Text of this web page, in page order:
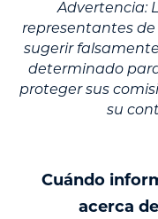
Advertencia:
representantes
sugerir
determinado
proteger sus
su
Cuándo
acerca